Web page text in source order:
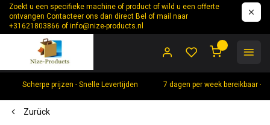
Zoekt u een specifieke machine of product of wild u een offerte
ontvangen Contacteer ons dan direct Bel of mail naar
+31621803866 ofinfo@nize-products.nl
Scherpe prijzen - Snelle Levertijden 7 dagen per week bereikbaar
Zurück